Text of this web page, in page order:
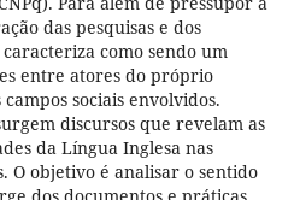
das pesquisas e dos
como sendo um
entre atores do próprio
sociais envolvidos.
discursos que revelam as
da Língua Inglesa nas
O objetivo é analisar o sentido